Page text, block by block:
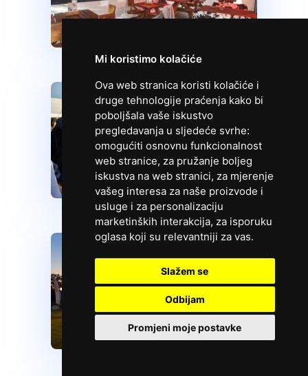
Mi koristimo kolačiće
Ova web stranica koristi kolačiće i
druge tehnologije praćenja kako bi
poboljšala vaše iskustvo
pregledavanja u sljedeće svrhe:
omogućiti osnovnu funkcionalnost
web stranice, za pružanje boljeg
iskustva na web stranici, za mjerenje
vašeg interesa za naše proizvode i
usluge i za personalizaciju
marketinških interakcija, za isporuku
oglasa koji su relevantniji za vas.
Slažem se
Odbijam
Promjeni moje postavke